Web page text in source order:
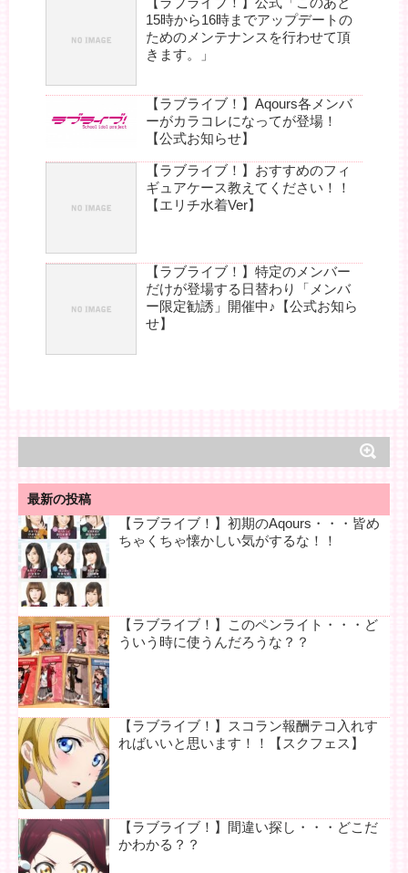
15時から16時までアップデートの
ためのメンテナンスを行わせて頂
きます。」
【ラブライブ！】Aqours各メンバ
ーがカラコレになってが登場！
【公式お知らせ】
【ラブライブ！】おすすめのフィ
ギュアケース教えてください！！
【エリチ水着Ver】
【ラブライブ！】特定のメンバー
だけが登場する日替わり「メンバ
ー限定勧誘」開催中♪【公式お知ら
せ】
最新の投稿
【ラブライブ！】初期のAqours・・・皆め
ちゃくちゃ懐かしい気がするな！！
【ラブライブ！】このペンライト・・・ど
ういう時に使うんだろうな？？
【ラブライブ！】スコラン報酬テコ入れす
ればいいと思います！！【スクフェス】
【ラブライブ！】間違い探し・・・どこだ
かわかる？？